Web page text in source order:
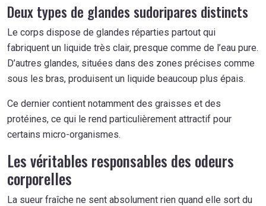
Deux types de glandes sudoripares distincts
Le corps dispose de glandes réparties partout qui
fabriquent un liquide très clair, presque comme de l’eau pure.
D’autres glandes, situées dans des zones précises comme
sous les bras, produisent un liquide beaucoup plus épais.
Ce dernier contient notamment des graisses et des
protéines, ce qui le rend particulièrement attractif pour
certains micro-organismes.
Les véritables responsables des odeurs
corporelles
La sueur fraîche ne sent absolument rien quand elle sort du